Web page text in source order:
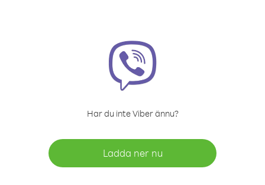
Har du inte Viber ännu?
Ladda ner nu